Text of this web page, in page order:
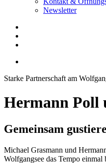
Newsletter
Starke Partnerschaft am
Hermann Poll
Gemeinsam
Michael Grasmann und
Wolfgangsee das Tempo